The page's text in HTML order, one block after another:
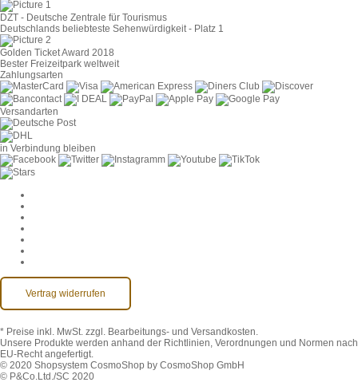
DZT - Deutsche Zentrale für Tourismus
Deutschlands beliebteste Sehenwürdigkeit - Platz 1
Golden Ticket Award 2018
Bester Freizeitpark weltweit
Zahlungsarten
Versandarten
in Verbindung bleiben
Vertrag widerrufen
* Preise inkl. MwSt. zzgl. Bearbeitungs- und Versandkosten.
Unsere Produkte werden anhand der Richtlinien, Verordnungen und Normen nach
EU-Recht angefertigt.
© 2020 Shopsystem CosmoShop by CosmoShop GmbH
© P&Co.Ltd./SC 2020